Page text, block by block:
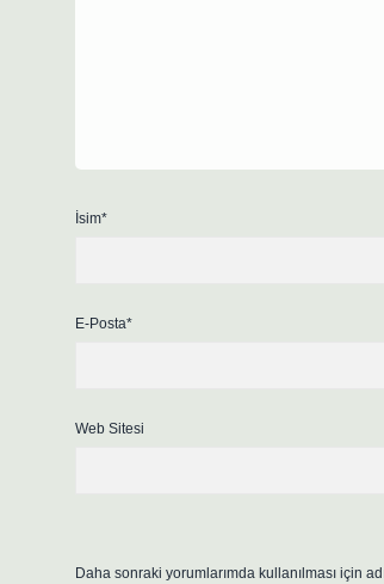
İsim*
E-Posta*
Web Sitesi
Daha sonraki yorumlarımda kullanılması için